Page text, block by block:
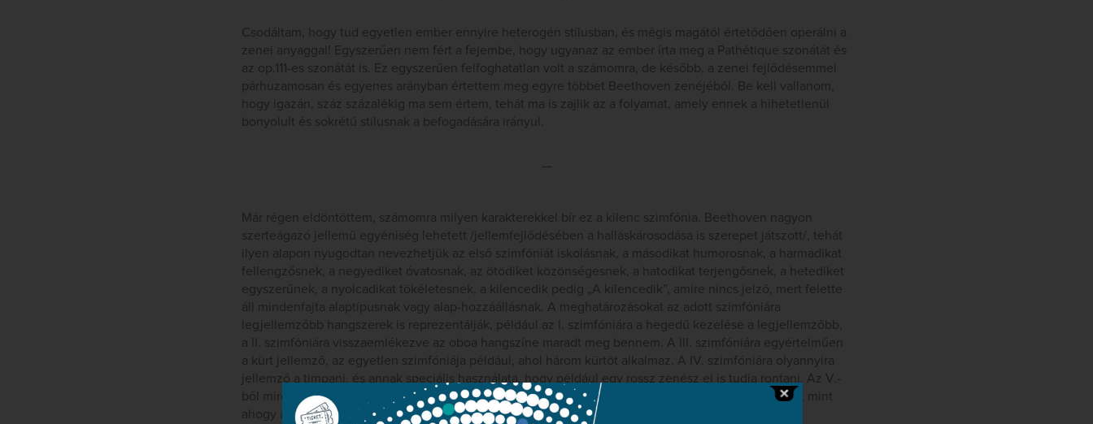
Csodáltam, hogy tud egyetlen ember ennyire heterogén stílusban, és mégis magától értetődően operálni a
zenei anyaggal! Egyszerűen nem fért a fejembe, hogy ugyanaz az ember írta meg a Pathétique szonátát és
az op.111-es szonátát is. Ez egyszerűen felfoghatatlan volt a számomra, de később, a zenei fejlődésemmel
párhuzamosan és egyenes arányban értettem meg egyre többet Beethoven zenéjéből. Be kell vallanom,
hogy igazán, száz százalékig ma sem értem, tehát ma is zajlik az a folyamat, amely ennek a hihetetlenül
bonyolult és sokrétű stílusnak a befogadására irányul.
—
Már régen eldöntöttem, számomra milyen karakterekkel bír ez a kilenc szimfónia. Beethoven nagyon
szerteágazó jellemű egyéniség lehetett /jellemfejlődésében a halláskárosodása is szerepet játszott/, tehát
ilyen alapon nyugodtan nevezhetjük az első szimfóniát iskolásnak, a másodikat humorosnak, a harmadikat
fellengzősnek, a negyediket óvatosnak, az ötödiket közönségesnek, a hatodikat terjengősnek, a hetediket
egyszerűnek, a nyolcadikat tökéletesnek, a kilencedik pedig „A kilencedik”, amire nincs jelző, mert felette
áll mindenfajta alaptípusnak vagy alap-hozzáállásnak. A meghatározásokat az adott szimfóniára
legjellemzőbb hangszerek is reprezentálják, például az I. szimfóniára a hegedű kezelése a legjellemzőbb,
a II. szimfóniára visszaemlékezve az oboa hangszíne maradt meg bennem. A III. szimfóniára egyértelműen
a kürt jellemző, az egyetlen szimfóniája például, ahol három kürtöt alkalmaz. A IV. szimfóniára olyannyira
jellemző a timpani, és annak speciális használata, hogy például egy rossz zenész el is tudja rontani. Az V.-
ből mire emlékszünk? A piccolóra, amely újdonság Beethoven hangszerelő művészetében éppúgy, mint
ahogy az ebben a szimfóniában megjelenő – szimfonikus műben először használt – harsona is.